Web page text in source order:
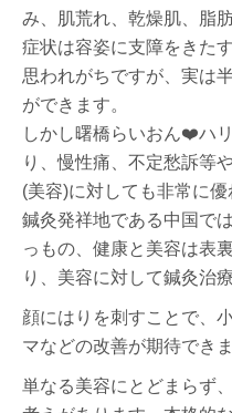
み、肌荒れ、乾燥肌、脂
症状は容姿に支障をきた
思われがちですが、実は
ができます。
しかし曙橋らいおん❤️ハ
り、慢性痛、不定愁訴等
(美容)に対しても非常に優
鍼灸発祥地である中国で
っもの、健康と美容は表
り、美容に対して鍼灸治
顔にはりを刺すことで、
マなどの改善が期待できま
単なる美容にとどまらず